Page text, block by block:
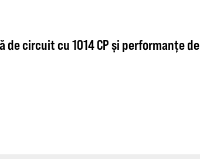
circuit cu 1014 CP și performanțe de